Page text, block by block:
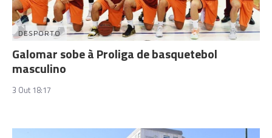
DESPORTO
Galomar sobe à Proliga de basquetebol
masculino
3 Out 18:17